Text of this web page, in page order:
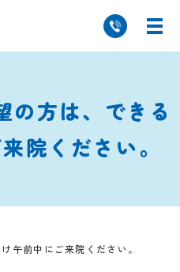
の方は、できる
院ください。
午前中にご来院ください。